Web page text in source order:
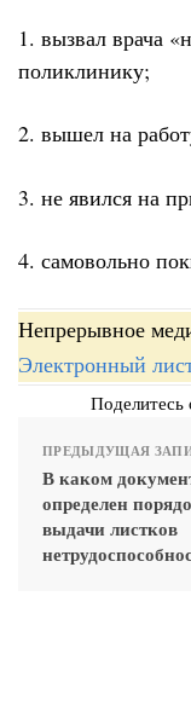
1. вызвал врача
поликлинику;
2. вышел на
3. не явился на
4. самовольно
Непрерывное
Электронный
Поделитесь
ПРЕДЫДУЩАЯ
В каком
определен
выдачи листков